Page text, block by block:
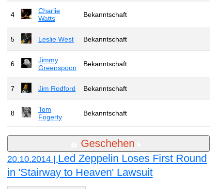
4
Charlie
Watts
Bekanntschaft
5 Leslie West Bekanntschaft
6
Jimmy
Greenspoon
Bekanntschaft
7 Jim Rodford Bekanntschaft
8
Tom
Fogerty
Bekanntschaft
Geschehen
20.10.2014 | Led Zeppelin Loses First Round
in 'Stairway to Heaven' Lawsuit